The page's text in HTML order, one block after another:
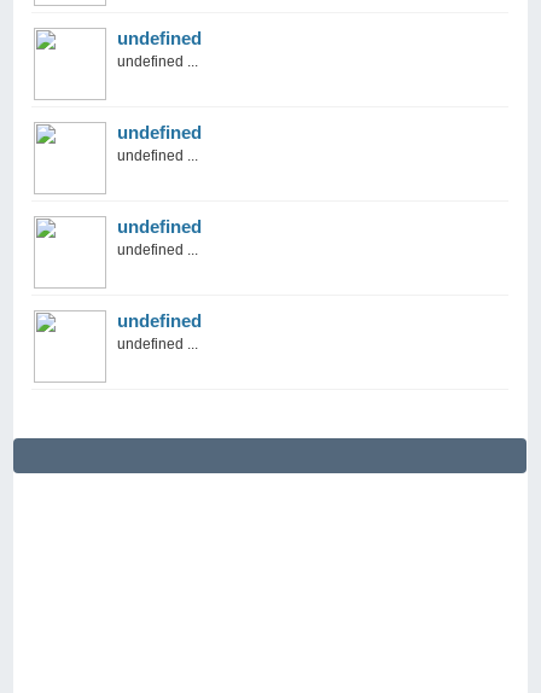
undefined
undefined ...
undefined
undefined ...
undefined
undefined ...
undefined
undefined ...